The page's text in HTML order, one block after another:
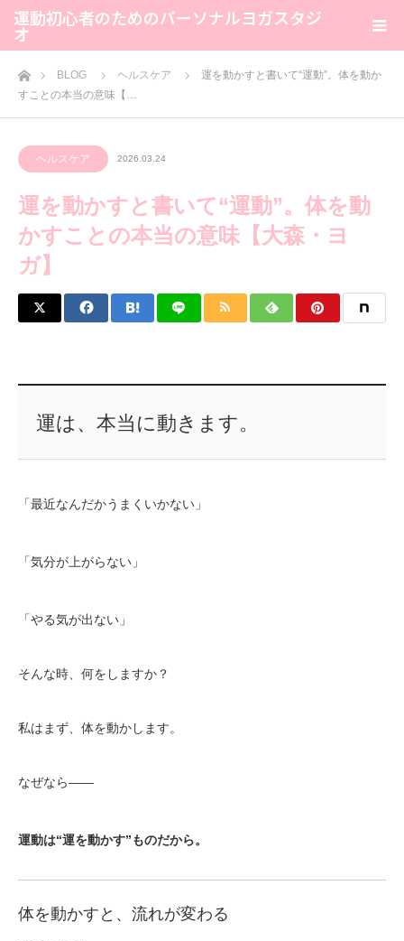
運動初心者のためのパーソナルヨガスタジ
オ
ホームBLOG ヘルスケア
運を動かすと書いて“運動”。体を動か
すことの本当の意味【…
ヘルスケア 2026.03.24
運を動かすと書いて“運動”。体を動
かすことの本当の意味【大森・ヨ
ガ】
運は、本当に動きます。
「最近なんだかうまくいかない」
「気分が上がらない」
「やる気が出ない」
そんな時、何をしますか？
私はまず、体を動かします。
なぜなら――
運動は“運を動かす”ものだから。
体を動かすと、流れが変わる